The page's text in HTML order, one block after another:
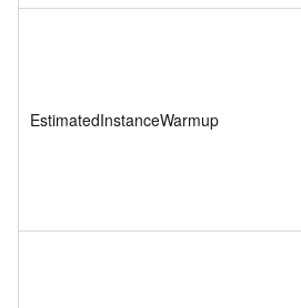
EstimatedInstanceWarmup